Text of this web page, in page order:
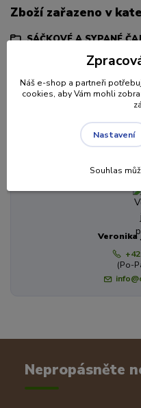
Zboží zařazeno v
SÁČKOVÉ A SYPANÉ
Černý čaj
Zelený čaj
Máte dotaz?
Veronika
(Po-
Nepropásněte
Náš e-shop a partneři
cookies, aby Vám mohli
Nastavení
Souhlas